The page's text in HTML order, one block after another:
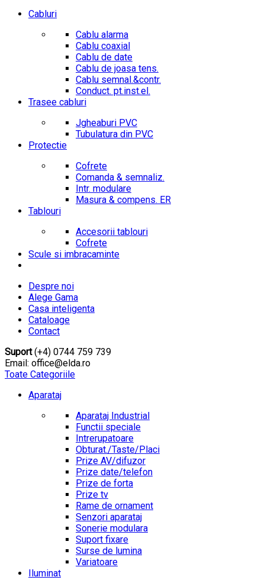
Cabluri
Cablu alarma
Cablu coaxial
Cablu de date
Cablu de joasa tens.
Cablu semnal.&contr.
Conduct. pt.inst.el.
Trasee cabluri
Jgheaburi PVC
Tubulatura din PVC
Protectie
Cofrete
Comanda & semnaliz.
Intr. modulare
Masura & compens. ER
Tablouri
Accesorii tablouri
Cofrete
Scule si imbracaminte
Despre noi
Alege Gama
Casa inteligenta
Cataloage
Contact
Suport(+4) 0744 759 739
Email: office@elda.ro
Toate Categoriile
Aparataj
Aparataj Industrial
Functii speciale
Intrerupatoare
Obturat./Taste/Placi
Prize AV/difuzor
Prize date/telefon
Prize de forta
Prize tv
Rame de ornament
Senzori aparataj
Sonerie modulara
Suport fixare
Surse de lumina
Variatoare
Iluminat